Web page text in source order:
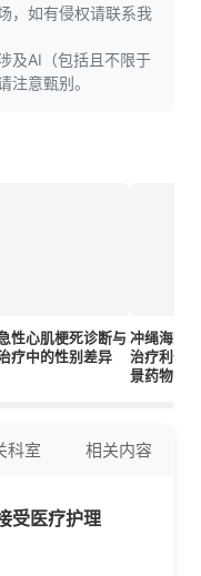
，如有侵权请联系我
及AI（包括且不限于
注意甄别。
性心肌梗死诊断与
疗中的性别差异
冲绳海洋
治疗利什
景药物
科室 相关内容
受医疗护理